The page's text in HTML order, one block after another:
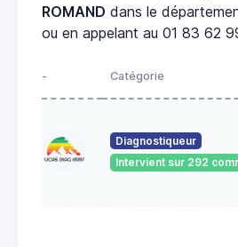
ROMAND dans le
ou en appelant au 01 83 62
- Catégorie
Diagnostiqueur
Intervient sur 292